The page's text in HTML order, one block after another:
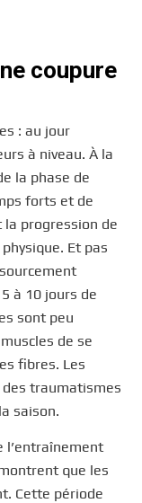
coupure
: au jour
à niveau. À la
la phase de
forts et de
la progression de
Et pas
à 10 jours de
sont peu
de se
fibres. Les
traumatismes
saison.
l’entraînement
que les
Cette période